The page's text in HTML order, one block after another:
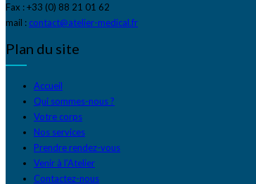
Fax : +33 (0) 88 21 01 62
mail : contact@atelier-medical.fr
Plan du site
Accueil
Qui sommes-nous ?
Votre corps
Nos services
Prendre rendez-vous
Venir à l’Atelier
Contactez-nous